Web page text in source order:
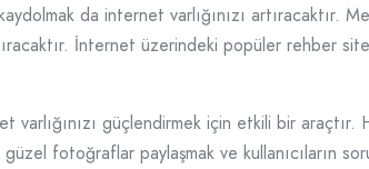
da internet varlığınızı artıracaktır.
İnternet üzerindeki popüler rehber
varlığınızı güçlendirmek için etkili bir
fotoğraflar paylaşmak ve kullanıcıların